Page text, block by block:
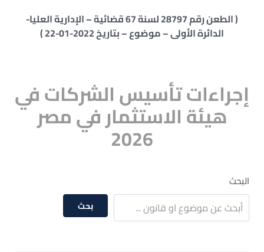
( الطعن رقم 28797 لسنة 67 قضائية – الإدارية العليا-
الدائرة الأولى – موضوع – بتاريخ 2022-01-22 )
إجراءات تأسيس الشركات في
هيئة الاستثمار في مصر
2026
البحث
بحث